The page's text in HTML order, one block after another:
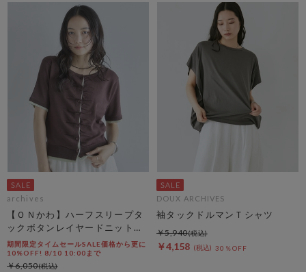
archives
【ＯＮかわ】ハーフスリープタ
ックボタンレイヤードニットカ
ーディガン
期間限定タイムセールSALE価格から更に
10%OFF! 8/10 10:00まで
￥6,050
DOUX ARCHIVES
袖タックドルマンＴシャツ
￥4,158 30％OFF
￥5,940